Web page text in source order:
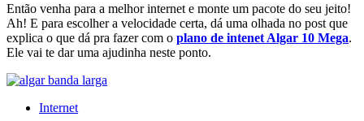
Então venha para a melhor internet e monte um pacote do seu jeito!
Ah! E para escolher a velocidade certa, dá uma olhada no post que
explica o que dá pra fazer com o plano de intenet Algar 10 Mega.
Ele vai te dar uma ajudinha neste ponto.
Internet